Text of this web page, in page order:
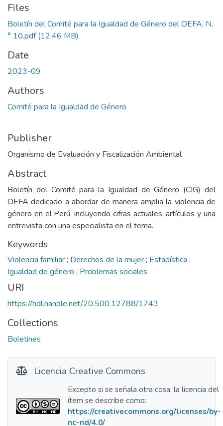
Files
Boletín del Comité para la Igualdad de Género del OEFA. N.
° 10.pdf(12.46 MB)
Date
2023-09
Authors
Comité para la Igualdad de Género
Publisher
Organismo de Evaluación y Fiscalización Ambiental
Abstract
Boletín del Comité para la Igualdad de Género (CIG) del
OEFA dedicado a abordar de manera amplia la violencia de
género en el Perú, incluyendo cifras actuales, artículos y una
entrevista con una especialista en el tema.
Keywords
Violencia familiar; Derechos de la mujer; Estadística ;
Igualdad de género ; Problemas sociales
URI
https://hdl.handle.net/20.500.12788/1743
Collections
Boletines
Licencia Creative Commons
Excepto si se señala otra cosa, la licencia del
ítem se describe como:
https://creativecommons.org/licenses/by-
nc-nd/4.0/